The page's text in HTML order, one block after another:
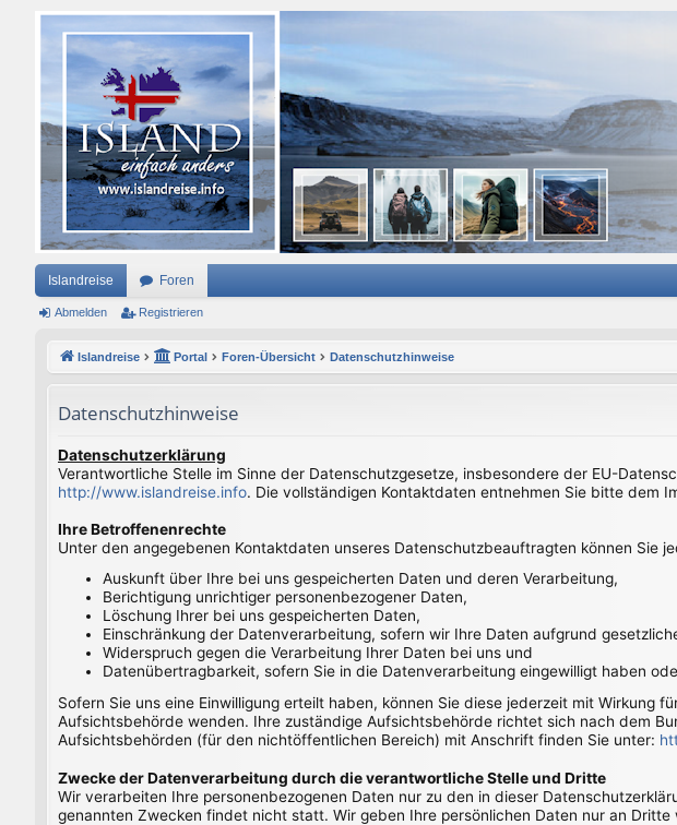
Islandreise Foren
Abmelden Registrieren
Islandreise Portal Foren-Übersicht Datenschutzhinweise
Datenschutzhinweise
Datenschutzerklärung
Verantwortliche Stelle im Sinne der Datenschutzgesetze, insbesondere der EU-
http://www.islandreise.info. Die vollständigen Kontaktdaten entnehmen Sie bitte dem
Ihre Betroffenenrechte
Unter den angegebenen Kontaktdaten unseres Datenschutzbeauftragten können Sie
Auskunft über Ihre bei uns gespeicherten Daten und deren Verarbeitung,
Berichtigung unrichtiger personenbezogener Daten,
Löschung Ihrer bei uns gespeicherten Daten,
Einschränkung der Datenverarbeitung, sofern wir Ihre Daten aufgrund
Widerspruch gegen die Verarbeitung Ihrer Daten bei uns und
Datenübertragbarkeit, sofern Sie in die Datenverarbeitung eingewilligt haben
Sofern Sie uns eine Einwilligung erteilt haben, können Sie diese jederzeit mit
Aufsichtsbehörde wenden. Ihre zuständige Aufsichtsbehörde richtet sich nach dem
Aufsichtsbehörden (für den nichtöffentlichen Bereich) mit Anschrift finden Sie unter:
Zwecke der Datenverarbeitung durch die verantwortliche Stelle und Dritte
Wir verarbeiten Ihre personenbezogenen Daten nur zu den in dieser
genannten Zwecken findet nicht statt. Wir geben Ihre persönlichen Daten nur an Dritte